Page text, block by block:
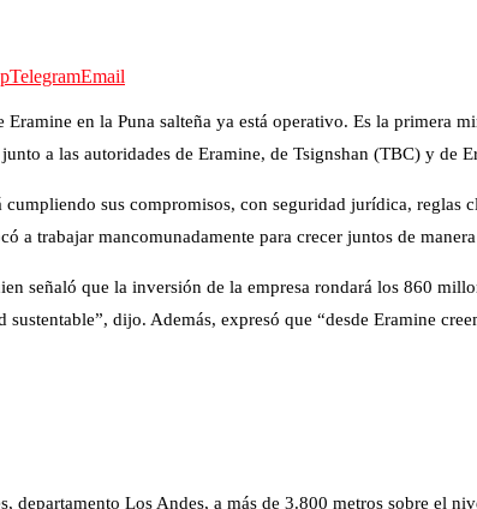
TelegramEmail
en la Puna salteña ya está operativo. Es la primera
a las autoridades de Eramine, de Tsignshan (TBC) y de
sus compromisos, con seguridad jurídica,
a trabajar mancomunadamente para crecer juntos de
señaló que la inversión de la empresa rondará los 860
dijo. Además, expresó que “desde Eramine
departamento Los Andes, a más de 3.800 metros sobre el